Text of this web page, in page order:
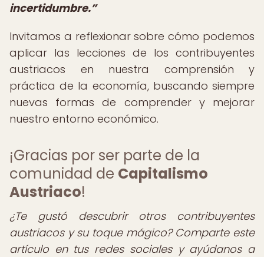
incertidumbre.
Invitamos a reflexionar sobre cómo podemos
aplicar las lecciones de los contribuyentes
austriacos en nuestra comprensión y
práctica de la economía, buscando siempre
nuevas formas de comprender y mejorar
nuestro entorno económico.
¡Gracias por ser parte de la
comunidad de Capitalismo
Austriaco!
¿Te gustó descubrir otros contribuyentes
austriacos y su toque mágico? Comparte este
artículo en tus redes sociales y ayúdanos a